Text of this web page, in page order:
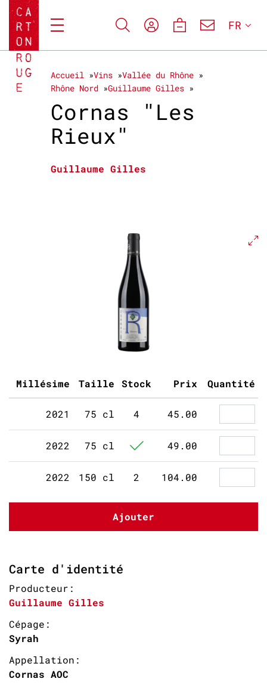
FR
Accueil Vins
Vallée du Rhône
Rhône Nord
Guillaume Gilles
Cornas "Les
Rieux"
Guillaume Gilles
Millésime Taille Stock Prix Quantité
2021 75 cl 4 45.00
2022 75 cl 49.00
2022 150 cl 2 104.00
Ajouter
Carte d'identité
Producteur:
Guillaume Gilles
Cépage:
Syrah
Appellation:
Cornas AOC